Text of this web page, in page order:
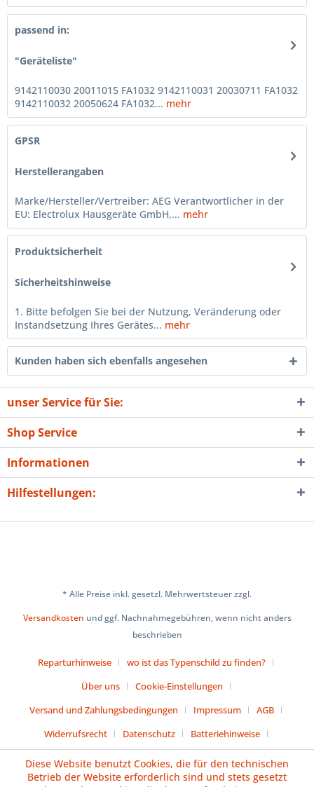
passend in:
"Geräteliste"
9142110030 20011015 FA1032 9142110031 20030711 FA1032
9142110032 20050624 FA1032... mehr
GPSR
Herstellerangaben
Marke/Hersteller/Vertreiber: AEG Verantwortlicher in der
EU: Electrolux Hausgeräte GmbH,... mehr
Produktsicherheit
Sicherheitshinweise
1. Bitte befolgen Sie bei der Nutzung, Veränderung oder
Instandsetzung Ihres Gerätes... mehr
Kunden haben sich ebenfalls angesehen
unser Service für Sie:
Shop Service
Informationen
Hilfestellungen:
* Alle Preise inkl. gesetzl. Mehrwertsteuer zzgl.
Versandkosten und ggf. Nachnahmegebühren, wenn nicht anders
beschrieben
Reparturhinweise
wo ist das Typenschild zu finden?
Über uns
Cookie-Einstellungen
Versand und Zahlungsbedingungen
Impressum
AGB
Widerrufsrecht
Datenschutz Batteriehinweise
Vertrag widerrufen
Diese Website benutzt Cookies, die für den technischen
Betrieb der Website erforderlich sind und stets gesetzt